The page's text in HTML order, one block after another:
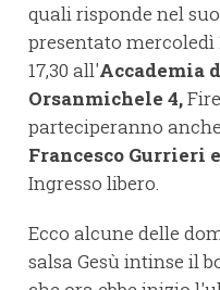
quali risponde nel
presentato mercoledì
17,30 all'Accademia
Orsanmichele 4,
parteciperanno anche
Francesco Gurrieri
Ingresso libero.
Ecco alcune delle
salsa Gesù intinse il